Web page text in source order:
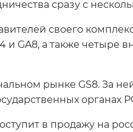
сразу с
своего
GA8, а также четыре
рынке GS8. За
органах
в продажу на